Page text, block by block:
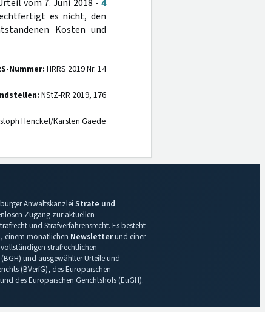
vom 7. Juni 2018 - 4
es nicht, den
Kosten und
Nummer: HRRS 2019 Nr. 14
NStZ-RR 2019, 176
Henckel/Karsten Gaede
Anwaltskanzlei Strate und
Zugang zur aktuellen
und Strafverfahrensrecht. Es besteht
, einem monatlichen Newsletterund einer
strafrechtlichen
und ausgewählter Urteile und
(BVerfG), des Europäischen
des Europäischen Gerichtshofs (EuGH).